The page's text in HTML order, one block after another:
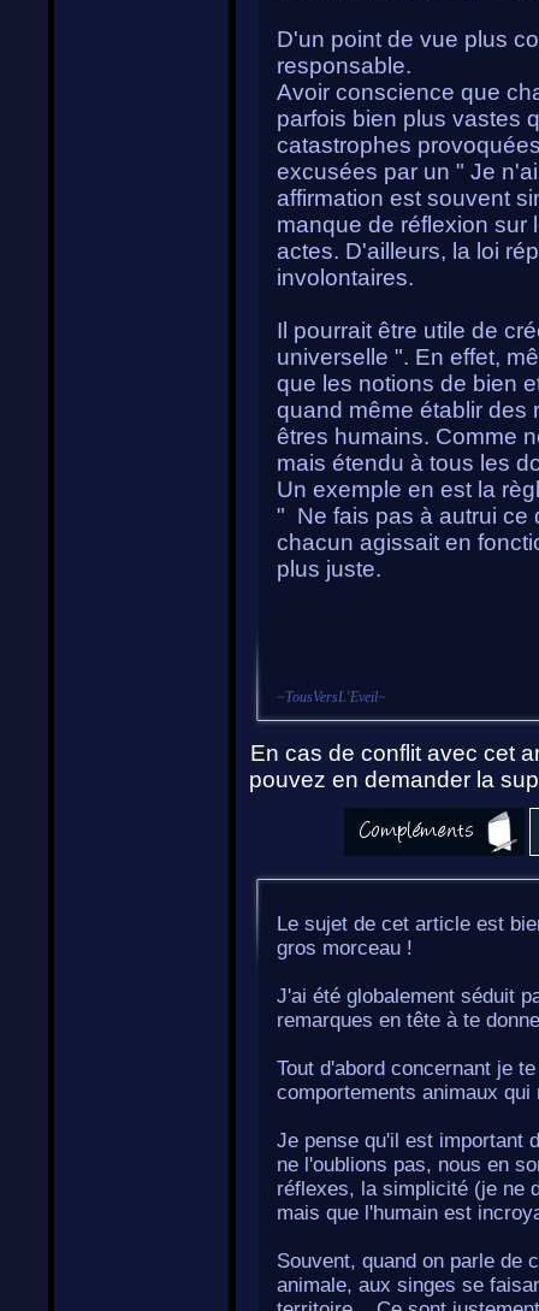
D'un point de vue plus
responsable.
Avoir conscience que
parfois bien plus vastes
catastrophes
excusées par un " Je
affirmation est souvent
manque de réflexion
actes. D'ailleurs, la loi
involontaires.
Il pourrait être utile de
universelle ". En effet,
que les notions de bien
quand même établir des
êtres humains. Comme
mais étendu à tous les
Un exemple en est la
" Ne fais pas à autrui ce
chacun agissait en
plus juste.
~TousVersL'Eveil~
En cas de conflit avec cet
pouvez en demander la
Le sujet de cet article est
gros morceau !
J'ai été globalement séduit
remarques en tête à te
Tout d'abord concernant je
comportements animaux
Je pense qu'il est important
ne l'oublions pas, nous en
réflexes, la simplicité (je ne
mais que l'humain est
Souvent, quand on parle de
animale, aux singes se